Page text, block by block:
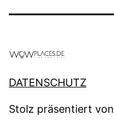
DATENSCHUTZ
Stolz präsentiert von